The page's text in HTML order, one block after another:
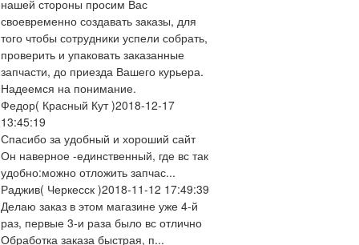
нашей стороны просим Вас
своевременно создавать заказы, для
того чтобы сотрудники успели собрать,
проверить и упаковать заказанные
запчасти, до приезда Вашего курьера.
Надеемся на понимание.
Федор( Красный Кут )2018-12-17
13:45:19
Спасибо за удобный и хороший сайт
Он наверное -единственный, где вс так
удобно:можно отложить запчас...
Раджив( Черкесск )2018-11-12 17:49:39
Делаю заказ в этом магазине уже 4-й
раз, первые 3-и раза было вс отлично
Обработка заказа быстрая, п...